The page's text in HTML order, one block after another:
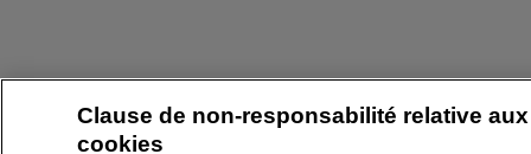
Clause de non-responsabilité relative aux
cookies